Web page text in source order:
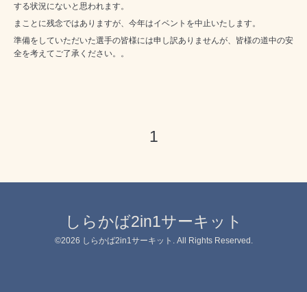
する状況にないと思われます。
まことに残念ではありますが、今年はイベントを中止いたします。
準備をしていただいた選手の皆様には申し訳ありませんが、皆様の道中の安
全を考えてご了承ください。。
1
しらかば2in1サーキット
©2026 しらかば2in1サーキット . All Rights Reserved.